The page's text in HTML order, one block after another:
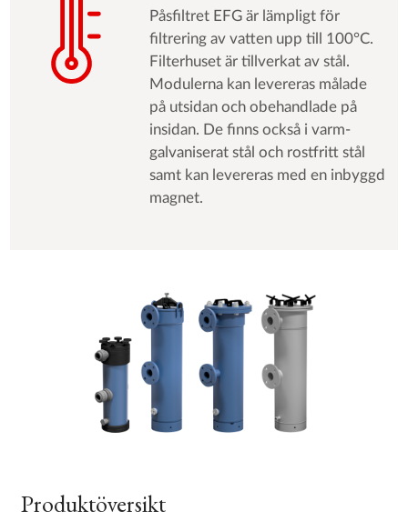
Påsfiltret EFG är lämpligt för
filtrering av vatten upp till 100°C.
Filterhuset är tillverkat av stål.
Modulerna kan levereras målade
på utsidan och obehandlade på
insidan. De finns också i varm-
galvaniserat stål och rostfritt stål
samt kan levereras med en inbyggd
magnet.
Produktöversikt